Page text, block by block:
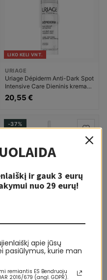
LIKO KELI VNT.
URIAGE
Uriage Dépiderm Anti-Dark Spot
Intensive Care Dieninis kremas
Dermatologinis Kremas nuo
pigmentinių dėmių Moterims
20,55 €
-37%
NOVEXPERT
Vietinė priežiūra Pigmentinių
dėmių šalinimo priemonė
18,16 €11,48 €
-15%
ir gauk 3 eurų
nuo 29 eurų!
apie jūsų
pasiūlymus, kurie man
remiantis ES Bendruoju
2016/679 (angl. GDPR).